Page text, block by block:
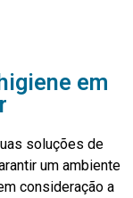
em
soluções de
um ambiente
consideração a